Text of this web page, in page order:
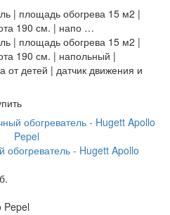
| площадь обогрева 15 м2 |
190 см. | напо …
| площадь обогрева 15 м2 |
190 см. | напольный |
детей | датчик движения и
обогреватель - Hugett Apollo
Pepel